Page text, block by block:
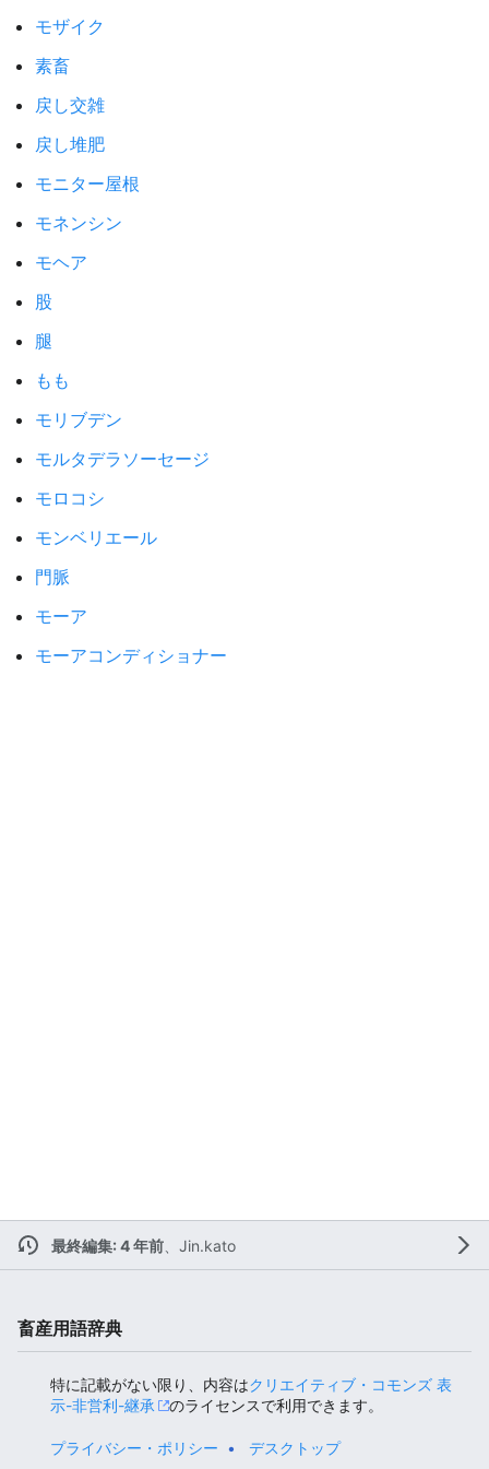
モザイク
素畜
戻し交雑
戻し堆肥
モニター屋根
モネンシン
モヘア
股
腿
もも
モリブデン
モルタデラソーセージ
モロコシ
モンベリエール
門脈
モーア
モーアコンディショナー
最終編集: 4 年前、 Jin.kato
畜産用語辞典
特に記載がない限り、内容はクリエイティブ・コモンズ 表
示-非営利-継承
のライセンスで利用できます。
プライバシー・ポリシー デスクトップ